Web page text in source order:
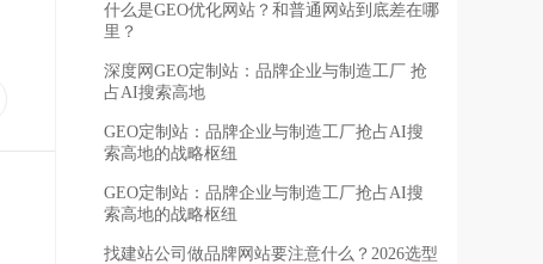
什么是GEO优化网站？和普通网站到底差在哪
里？
深度网GEO定制站：品牌企业与制造工厂 抢
占AI搜索高地
GEO定制站：品牌企业与制造工厂抢占AI搜
索高地的战略枢纽
GEO定制站：品牌企业与制造工厂抢占AI搜
索高地的战略枢纽
找建站公司做品牌网站要注意什么？2026选型